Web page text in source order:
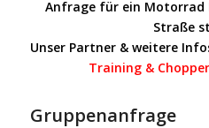
Anfrage für ein
Straße
Unser Partner & weitere
Training &
Gruppenanfrage